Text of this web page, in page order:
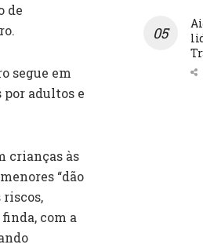
de
segue em
por adultos e
crianças às
“dão
com a